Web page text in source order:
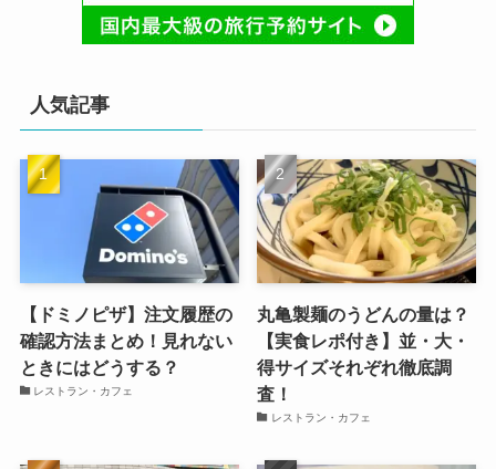
人気記事
【ドミノピザ】注文履歴の
確認方法まとめ！見れない
ときにはどうする？
レストラン・カフェ
丸亀製麺のうどんの量は？
【実食レポ付き】並・大・
得サイズそれぞれ徹底調
査！
レストラン・カフェ